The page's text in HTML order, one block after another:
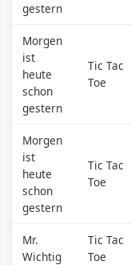
gestern
Morgen
ist
heute
schon
gestern
Tic Tac
Toe
Morgen
ist
heute
schon
gestern
Tic Tac
Toe
Mr.
Wichtig
Tic Tac
Toe